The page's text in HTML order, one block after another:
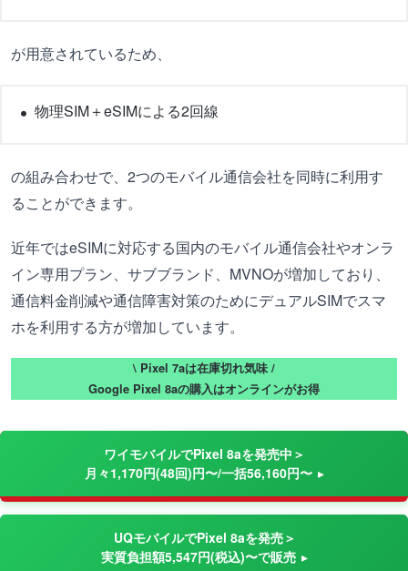
が用意されているため、
物理SIM＋eSIMによる2回線
の組み合わせで、2つのモバイル通信会社を同時に利用す
ることができます。
近年ではeSIMに対応する国内のモバイル通信会社やオンラ
イン専用プラン、サブブランド、MVNOが増加しており、
通信料金削減や通信障害対策のためにデュアルSIMでスマ
ホを利用する方が増加しています。
\ Pixel 7aは在庫切れ気味 /
Google Pixel 8aの購入はオンラインがお得
ワイモバイルでPixel 8aを発売中＞
月々1,170円(48回)円〜/一括56,160円〜
UQモバイルでPixel 8aを発売＞
実質負担額5,547円(税込)〜で販売